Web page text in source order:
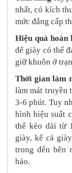
nhất, có kích
mức đẳng cấp
Hiệu quả hoàn
đế giày có thể
giữ khuôn ở
Thời gian làm
làm mát truyền
3-6 phút. Tuy
hình hiệu suất
thể kéo dài từ
giày, kể cả
trong đến bên
hảo.